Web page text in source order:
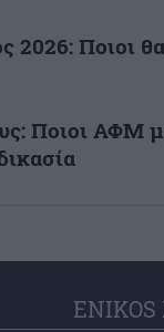
2026: Ποιοι
Ποιοι ΑΦΜ